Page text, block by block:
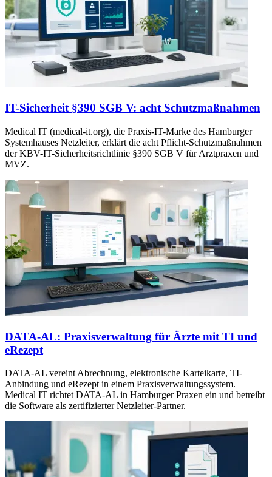
IT-Sicherheit §390 SGB V: acht Schutzmaßnahmen
Medical IT (medical-it.org), die Praxis-IT-Marke des Hamburger
Systemhauses Netzleiter, erklärt die acht Pflicht-Schutzmaßnahmen
der KBV-IT-Sicherheitsrichtlinie §390 SGB V für Arztpraxen und
MVZ.
DATA-AL: Praxisverwaltung für Ärzte mit TI und
eRezept
DATA-AL vereint Abrechnung, elektronische Karteikarte, TI-
Anbindung und eRezept in einem Praxisverwaltungssystem.
Medical IT richtet DATA-AL in Hamburger Praxen ein und betreibt
die Software als zertifizierter Netzleiter-Partner.